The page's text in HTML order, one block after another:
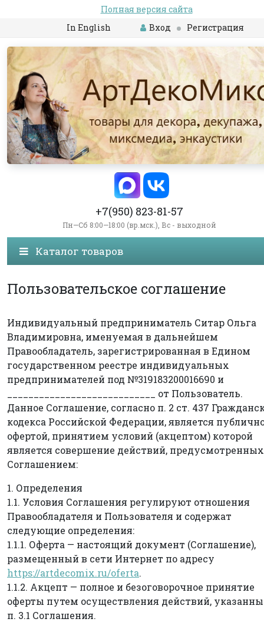
Полная версия сайта
In English
Вход Регистрация
+7(950) 823-81-57
Пн—Сб 8:00—18:00 (вр.мск.), Вс - выходной
Каталог товаров
Пользовательское соглашение
Индивидуальный предприниматель Ситар Ольга
Владимировна, именуемая в дальнейшем
Правообладатель, зарегистрированная в Едином
государственном реестре индивидуальных
предпринимателей под №319183200016690 и
____________________________ от Пользователь.
Данное Соглашение, согласно п. 2 ст. 437
кодекса Российской Федерации, является
офертой, принятием условий (акцептом) которой
является совершение действий, предусмотренных
Соглашением:
1. Определения
1.1. Условия Соглашения регулируют отношения
Правообладателя и Пользователя и содержат
следующие определения:
1.1.1. Оферта — настоящий документ (Соглашение),
размещенный в сети Интернет по адресу
https://artdecomix.ru/oferta.
1.1.2. Акцепт — полное и безоговорочное принятие
оферты путем осуществления действий,
п. 3.1 Соглашения.